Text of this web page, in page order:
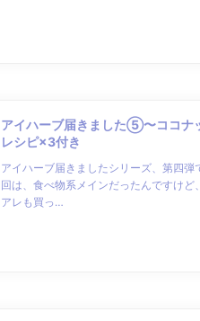
アイハーブ届きました⑤〜ココナ
レシピ×3付き
アイハーブ届きましたシリーズ、第四弾
回は、食べ物系メインだったんですけど
アレも買っ…